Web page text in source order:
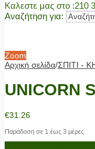
Καλεστε μας στο :210
Αναζήτηση για:
Zoom
Αρχική σελίδα/ΣΠΙΤΙ -
UNICORN
€31.26
Παράδοση σε 1 έως 3 μέρες